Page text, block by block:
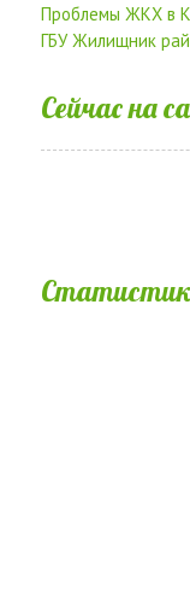
Проблемы ЖКХ в
ГБУ Жилищник
Сейчас на